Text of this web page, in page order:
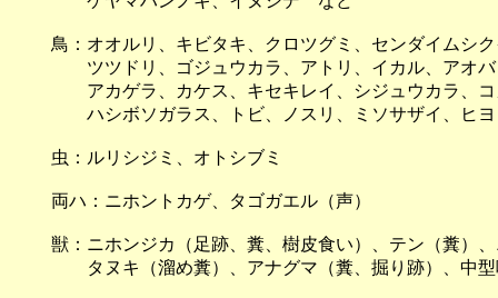
鳥：オオルリ、キビタキ、クロツグミ、センダイムシ
ツツドリ、ゴジュウカラ、アトリ、イカル、アオバ
アカゲラ、カケス、キセキレイ、シジュウカラ、コ
ハシボソガラス、トビ、ノスリ、ミソサザイ、ヒヨ
虫：ルリシジミ、オトシブミ
両ハ：ニホントカゲ、タゴガエル（声）
獣：ニホンジカ（足跡、糞、樹皮食い）、テン（糞）
タヌキ（溜め糞）、アナグマ（糞、掘り跡）、中型